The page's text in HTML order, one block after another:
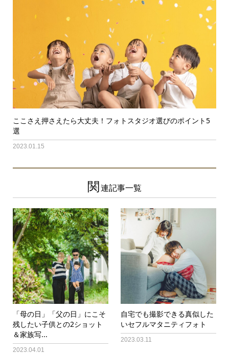
ここさえ押さえたら大丈夫！フォトスタジオ選びのポイント5
選
2023.01.15
関連記事一覧
「母の日」「父の日」にこそ
残したい子供との2ショット
＆家族写...
2023.04.01
自宅でも撮影できる真似した
いセフルマタニティフォト
2023.03.11